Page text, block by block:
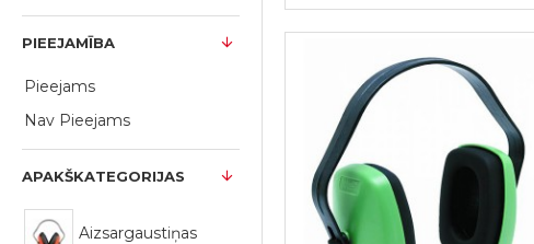
APAKŠKATEGORIJAS
Aizsargaustiņas
PIEEJAMĪBA
Pieejams
Nav Pieejams